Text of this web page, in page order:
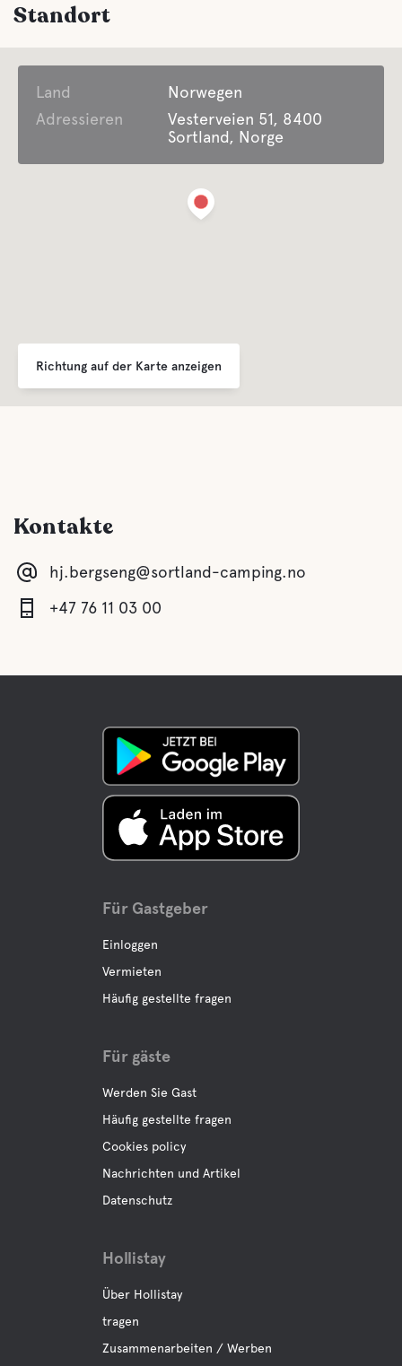
Standort
Land
Norwegen
Adressieren
Vesterveien 51, 8400
Sortland, Norge
Richtung auf der Karte anzeigen
Kontakte
hj.bergseng@sortland-camping.no
+47 76 11 03 00
Für Gastgeber
Einloggen
Vermieten
Häufig gestellte fragen
Für gäste
Werden Sie Gast
Häufig gestellte fragen
Cookies policy
Nachrichten und Artikel
Datenschutz
Hollistay
Über Hollistay
tragen
Zusammenarbeiten / Werben